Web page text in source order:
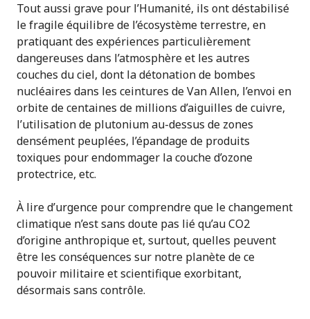
Tout aussi grave pour l’Humanité, ils ont déstabilisé
le fragile équilibre de l’écosystème terrestre, en
pratiquant des expériences particulièrement
dangereuses dans l’atmosphère et les autres
couches du ciel, dont la détonation de bombes
nucléaires dans les ceintures de Van Allen, l’envoi en
orbite de centaines de millions d’aiguilles de cuivre,
l’utilisation de plutonium au-dessus de zones
densément peuplées, l’épandage de produits
toxiques pour endommager la couche d’ozone
protectrice, etc.
À lire d’urgence pour comprendre que le changement
climatique n’est sans doute pas lié qu’au CO2
d’origine anthropique et, surtout, quelles peuvent
être les conséquences sur notre planète de ce
pouvoir militaire et scientifique exorbitant,
désormais sans contrôle.